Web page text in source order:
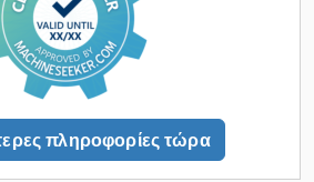
x 17"/A3-12" x 18"/SRA3 tabloid) 4/0
4800/6800 (8,5" x 11"/A4) IMP
- Μέγιστο μέγεθος φύλλου: 13" x
Ελάχιστο μέγεθος φύλλου: 7,2" x 7,2"
Το κιτ παρεμβολέα υποστηρίζει 4" x 6"
προαιρετικό τροφοδότη υψηλής
περιοχή εκτύπωσης: 12,83" x 19,05"
πληροφορίες τώρα